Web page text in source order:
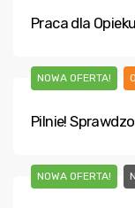
Praca dla
NOWA OFERTA!
Pilnie!
NOWA OFERTA!